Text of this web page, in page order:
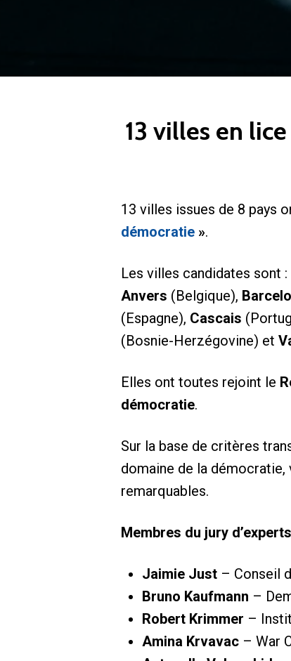
13 villes en
13 villes issues de 8 pays
démocratie ».
Les villes candidates sont :
Anvers (Belgique),
(Espagne), Cascais
(Bosnie-Herzégovine) et
Elles ont toutes rejoint le
démocratie.
Sur la base de critères
domaine de la
remarquables.
Membres du jury
Jaimie Just – Conseil
Bruno Kaufmann –
Robert Krimmer –
Amina Krvavac – War